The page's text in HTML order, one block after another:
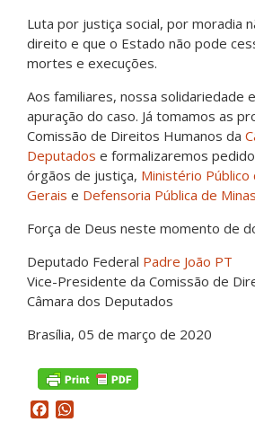
Luta por justiça social, por moradia
direito e que o Estado não pode
mortes e execuções.
Aos familiares, nossa solidariedade
apuração do caso. Já tomamos as
Comissão de Direitos Humanos da
Deputados e formalizaremos
órgãos de justiça, Ministério Público
Gerais e Defensoria Pública de
Força de Deus neste momento de
Deputado Federal Padre João PT
Vice-Presidente da Comissão de
Câmara dos Deputados
Brasília, 05 de março de 2020
Facebook